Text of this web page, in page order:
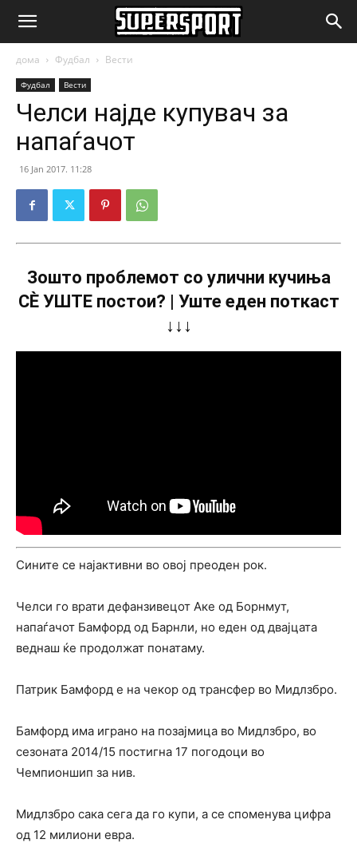
SuperSport.mk
дома Фудбал Вести
Фудбал Вести
Челси најде купувач за
напаѓачот
16 Jan 2017. 11:28
Зошто проблемот со улични кучиња
СÈ УШТЕ постои? | Уште еден поткаст
↓↓↓
Сините се најактивни во овој преоден рок.
Челси го врати дефанзивецот Аке од Борнмут,
напаѓачот Бамфорд од Барнли, но еден од двајцата
веднаш ќе продолжат понатаму.
Патрик Бамфорд е на чекор од трансфер во Мидлзбро.
Бамфорд има играно на позајмица во Мидлзбро, во
сезоната 2014/15 постигна 17 погодоци во
Чемпионшип за нив.
Мидлзбро сака сега да го купи, а се споменува цифра
од 12 милиони евра.